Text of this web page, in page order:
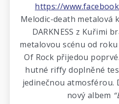
https://
Melodic-death metalová
DARKNESS z Kuřimi
metalovou scénu od
Of Rock přijedou
hutné riffy doplněné
jedinečnou atmosférou.
nový albem